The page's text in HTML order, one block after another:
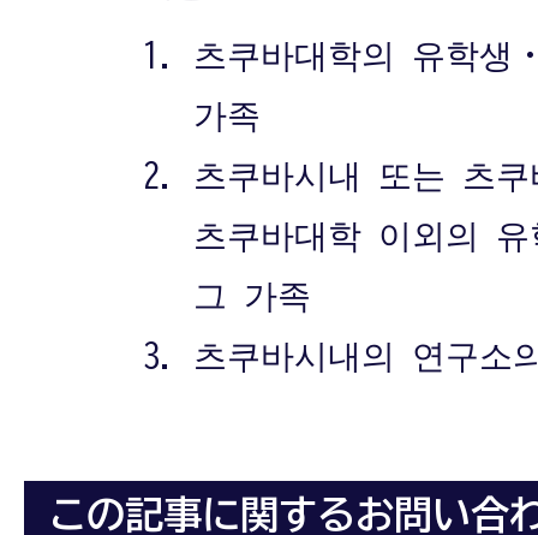
츠쿠바대학의 유학생
가족
츠쿠바시내 또는 츠
츠쿠바대학 이외의 유
그 가족
츠쿠바시내의 연구소
この記事に関するお問い合